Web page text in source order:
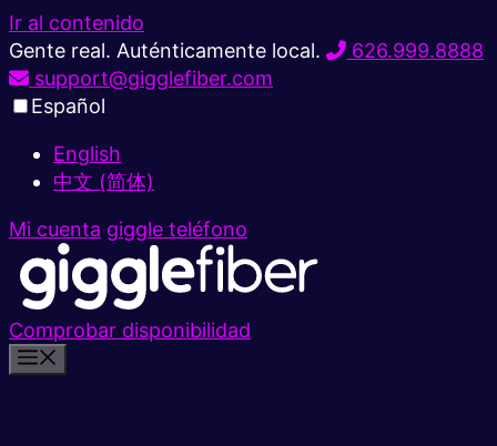
Ir al contenido
Gente real. Auténticamente local.
626.999.8888
support@gigglefiber.com
Español
English
中文 (简体)
Mi cuenta giggle teléfono
Comprobar disponibilidad